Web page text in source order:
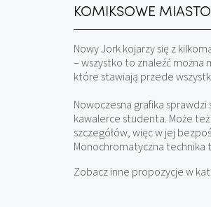
KOMIKSOWE MIASTO
Nowy Jork kojarzy się z
– wszystko to znaleźć
które stawiają przede
Nowoczesna grafika
kawalerce studenta. Może
szczegółów, więc w jej
Monochromatyczna technika
Zobacz inne propozycje w